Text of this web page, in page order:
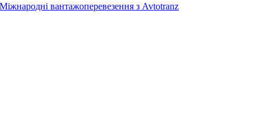
Міжнародні вантажоперевезення з Avtotranz